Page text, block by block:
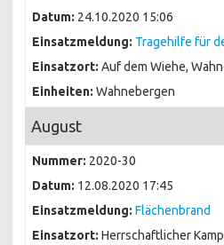
Datum: 24.10.2020 15:06
Einsatzmeldung: Tragehilfe für
Einsatzort: Auf dem Wiehe,
Einheiten: Wahnebergen
August
Nummer: 2020-30
Datum: 12.08.2020 17:45
Einsatzmeldung: Flächenbrand
Einsatzort: Herrschaftlicher